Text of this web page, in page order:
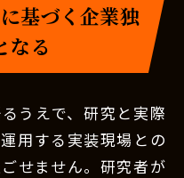
基づく企業独
なる
うえで、研究と実際
用する実装現場との
せません。研究者が